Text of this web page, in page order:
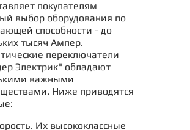
покупателям
выбор оборудования по
способности - до
тысяч Ампер.
переключатели
Электрик" обладают
важными
Ниже приводятся
Их высококлассные